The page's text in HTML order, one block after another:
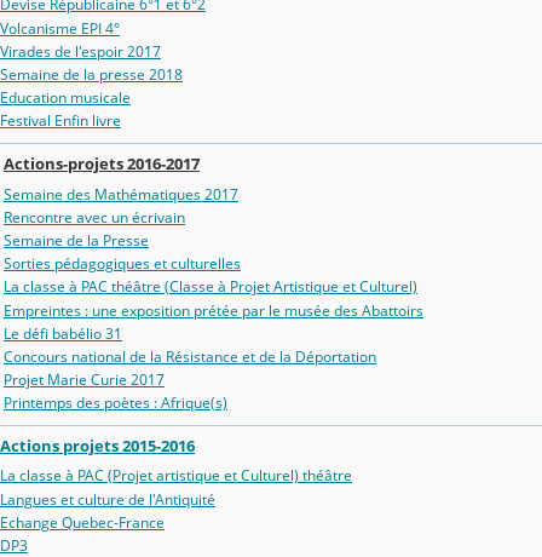
Devise Républicaine 6°1 et 6°2
Volcanisme EPI 4°
Virades de l'espoir 2017
Semaine de la presse 2018
Education musicale
Festival Enfin livre
Actions-projets 2016-2017
Semaine des Mathématiques 2017
Rencontre avec un écrivain
Semaine de la Presse
Sorties pédagogiques et culturelles
La classe à PAC théâtre (Classe à Projet Artistique et Culturel)
Empreintes : une exposition prétée par le musée des Abattoirs
Le défi babélio 31
Concours national de la Résistance et de la Déportation
Projet Marie Curie 2017
Printemps des poètes : Afrique(s)
Actions projets 2015-2016
La classe à PAC (Projet artistique et Culturel) théâtre
Langues et culture de l'Antiquité
Echange Quebec-France
DP3